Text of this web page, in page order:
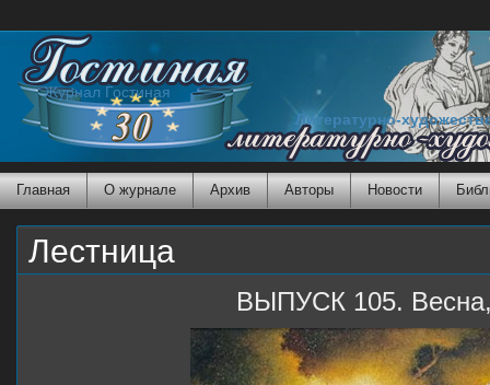
Журнал Гостиная
Литературно-
Главная О журнале Архив Авторы Новости
Лестница
ВЫПУСК 105.